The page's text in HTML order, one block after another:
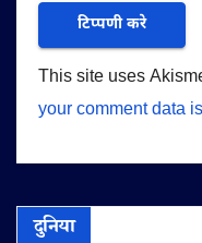
This site uses
your comment data
दुनिया